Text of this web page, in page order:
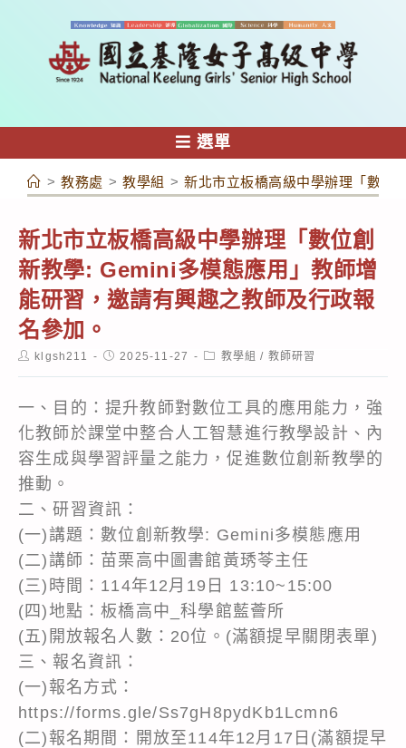
容
選單
> 教務處 > 教學組 > 新北市立板橋高級中學辦理「數位
新北市立板橋高級中學辦理「數位創
新教學: Gemini多模態應用」教師增
能研習，邀請有興趣之教師及行政報
名參加。
Postklgsh211
Post2025-11-27
Post教學組 / 教師研習
一、目的：提升教師對數位工具的應用能力，強
化教師於課堂中整合人工智慧進行教學設計、內
容生成與學習評量之能力，促進數位創新教學的
推動。
二、研習資訊：
(一)講題：數位創新教學: Gemini多模態應用
(二)講師：苗栗高中圖書館黃琇苓主任
(三)時間：114年12月19日 13:10~15:00
(四)地點：板橋高中_科學館藍薈所
(五)開放報名人數：20位。(滿額提早關閉表單)
三、報名資訊：
(一)報名方式：
https://forms.gle/Ss7gH8pydKb1Lcmn6
(二)報名期間：開放至114年12月17日(滿額提早